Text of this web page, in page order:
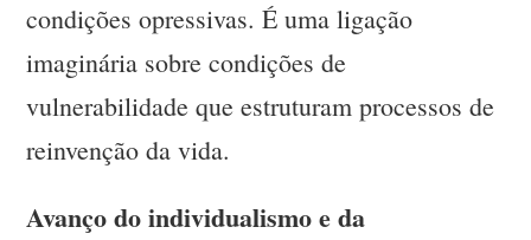
condições opressivas. É uma ligação
imaginária sobre condições de
vulnerabilidade que estruturam processos de
reinvenção da vida.
Avanço do individualismo e da